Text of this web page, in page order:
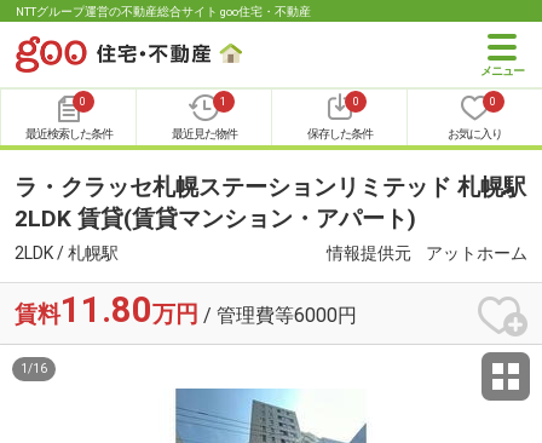
NTTグループ運営の不動産総合サイト goo住宅・不動産
0
最近検索した条件
1
最近見た物件
0
保存した条件
0
お気に入り
ラ・クラッセ札幌ステーションリミテッド 札幌駅
2LDK 賃貸(賃貸マンション・アパート)
2LDK / 札幌駅 情報提供元 アットホーム
賃料11.80万円 / 管理費等6000円
1 /16